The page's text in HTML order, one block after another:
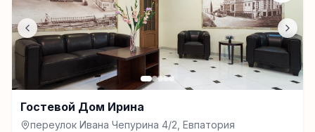
Гостевой Дом Ирина
переулок Ивана Чепурина 4/2, Евпатория